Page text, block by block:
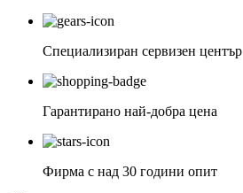
Специализиран сервизен център
Гарантирано най-добра цена
Фирма с над 30 години опит